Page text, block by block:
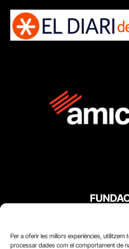
Per a oferir les millors experiències,
processar dades com el comportament de